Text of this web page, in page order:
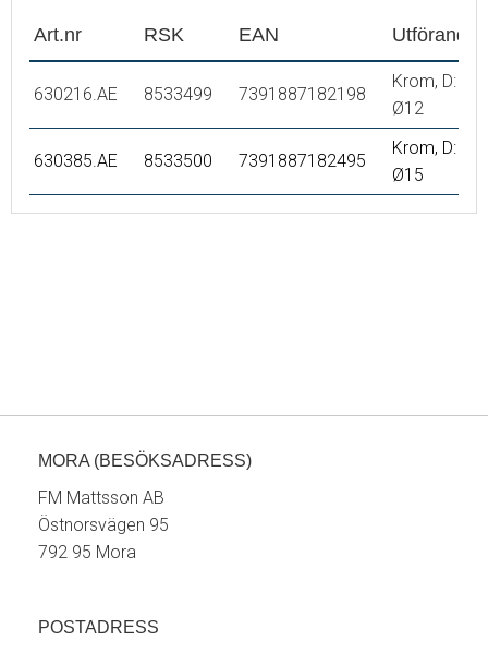
Art.nr RSK EAN Utförande
630216.AE 8533499 7391887182198
Krom, D:
Ø12
630385.AE 8533500 7391887182495
Krom, D:
Ø15
MORA (BESÖKSADRESS)
FM Mattsson AB
Östnorsvägen 95
792 95 Mora
POSTADRESS